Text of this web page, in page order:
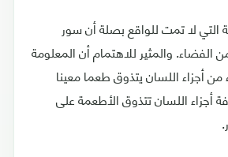
التي لا تمت للواقع بصلة أن سور
الفضاء. والمثير للاهتمام أن المعلومة
من أجزاء اللسان يتذوق طعما معينا
أجزاء اللسان تتذوق الأطعمة على